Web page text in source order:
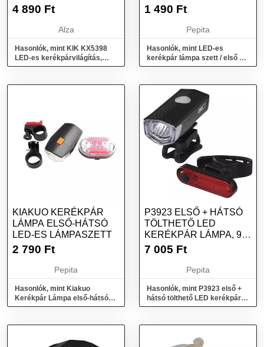
KÉSZLET
4 890 Ft
Alza
Hasonlók, mint KIK KX5398
LED-es kerékpárvilágítás,
hátsó-első USB-készlet
(16766)
1 490 Ft
Pepita
Hasonlók, mint LED-es
kerékpár lámpa szett / első és
hátsó / elemes (16766)
KIAKUO KERÉKPÁR
LÁMPA ELSŐ-HÁTSÓ
LED-ES LÁMPASZETT
2 790 Ft
Pepita
Hasonlók, mint Kiakuo
Kerékpár Lámpa első-hátsó
Led-es Lámpaszett
P3923 ELSŐ + HÁTSÓ
TÖLTHETŐ LED
KERÉKPÁR LÁMPA, 90
LM
7 005 Ft
Pepita
Hasonlók, mint P3923 első +
hátsó tölthető LED kerékpár
lámpa, 90 lm